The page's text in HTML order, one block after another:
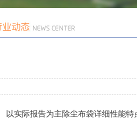
以实际报告为主除尘布袋详细性能特